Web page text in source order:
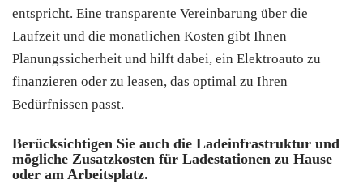
entspricht. Eine transparente Vereinbarung über die
Laufzeit und die monatlichen Kosten gibt Ihnen
Planungssicherheit und hilft dabei, ein Elektroauto zu
finanzieren oder zu leasen, das optimal zu Ihren
Bedürfnissen passt.
Berücksichtigen Sie auch die Ladeinfrastruktur und
mögliche Zusatzkosten für Ladestationen zu Hause
oder am Arbeitsplatz.